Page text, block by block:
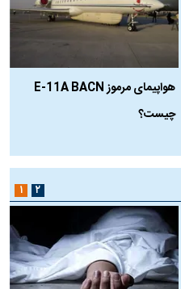
هواپیمای مرموز E-11A BACN
چیست؟
۱ ۲